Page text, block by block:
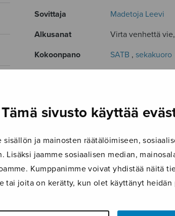
Tämä sivusto käyttää
sisällön ja mainosten räätälöimiseen,
Lisäksi jaamme sosiaalisen median,
Kumppanimme voivat yhdistää näitä
tai joita on kerätty, kun olet käyttänyt heidän
Sovittaja
Madetoja Leevi
Alkusanat
Virta venhettä
Kokoonpano
SATB ,sekakuoro
Paino
13 g
Osastot
Sekakuoro
Tuotetunnus
S1250